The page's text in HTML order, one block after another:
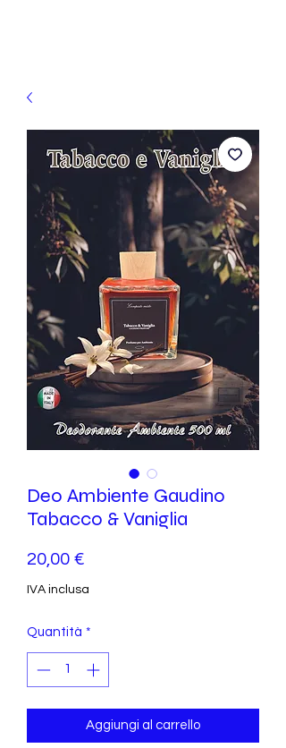
Deo Ambiente Gaudino
Tabacco & Vaniglia
20,00 €Prezzo
IVA inclusa
Quantità *
Aggiungi al carrello